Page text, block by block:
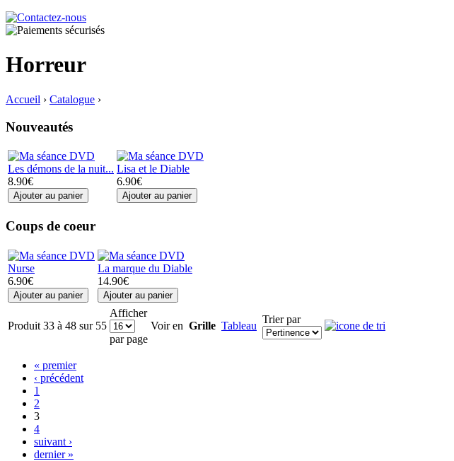
Horreur
Accueil › Catalogue ›
Nouveautés
Les démons de la nuit...
8.90€
Lisa et le Diable
6.90€
Coups de coeur
Nurse
6.90€
La marque du Diable
14.90€
Produit 33 à 48 sur 55
Afficher
par page
Voir en Grille Tableau
Trier par
« premier
‹ précédent
1
2
3
4
suivant ›
dernier »